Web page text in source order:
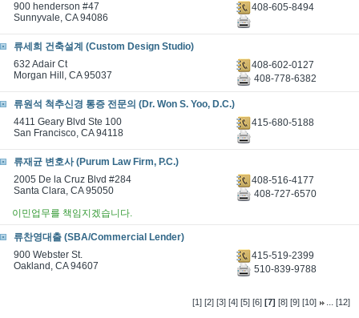
900 henderson #47
Sunnyvale, CA 94086
408-605-8494
류세희 건축설계 (Custom Design Studio)
632 Adair Ct
Morgan Hill, CA 95037
408-602-0127
408-778-6382
류원석 척추신경 통증 전문의 (Dr. Won S. Yoo, D.C.)
4411 Geary Blvd Ste 100
San Francisco, CA 94118
415-680-5188
류재균 변호사 (Purum Law Firm, P.C.)
2005 De la Cruz Blvd #284
Santa Clara, CA 95050
408-516-4177
408-727-6570
이민업무를 책임지겠습니다.
류찬영대출 (SBA/Commercial Lender)
900 Webster St.
Oakland, CA 94607
415-519-2399
510-839-9788
[1] [2] [3] [4] [5] [6] [7] [8] [9] [10] ...[12]